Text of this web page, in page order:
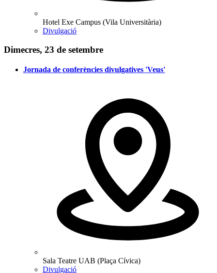
Hotel Exe Campus (Vila Universitària)
Divulgació
Dimecres, 23 de setembre
Jornada de conferències divulgatives 'Veus'
Sala Teatre UAB (Plaça Cívica)
Divulgació